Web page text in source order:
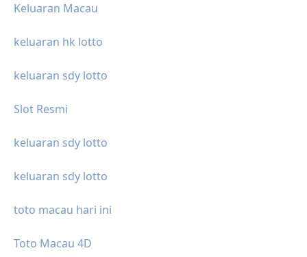
Keluaran Macau
keluaran hk lotto
keluaran sdy lotto
Slot Resmi
keluaran sdy lotto
keluaran sdy lotto
toto macau hari ini
Toto Macau 4D